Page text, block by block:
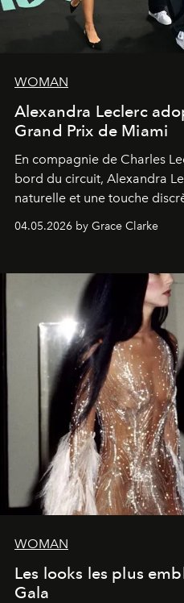
WOMAN
Alexandra Leclerc
Grand Prix de Miami
En compagnie de Charles
bord du circuit, Alexandra
naturelle et une touche
de la Formule 1.
04.05.2026 by Grace Clarke
WOMAN
Les looks les plus
Gala